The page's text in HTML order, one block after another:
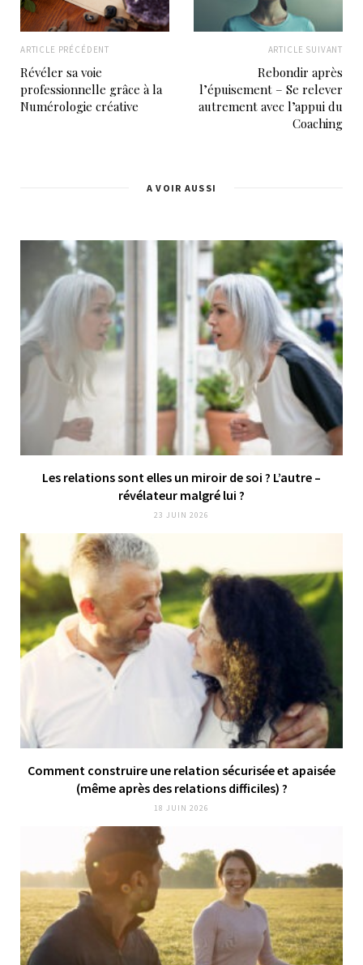
ARTICLE PRÉCÉDENT
Révéler sa voie
professionnelle grâce à la
Numérologie créative
ARTICLE SUIVANT
Rebondir après
l’épuisement – Se relever
autrement avec l’appui du
Coaching
A VOIR AUSSI
Les relations sont elles un miroir de soi ? L’autre –
révélateur malgré lui ?
23 JUIN 2026
Comment construire une relation sécurisée et apaisée
(même après des relations difficiles) ?
18 JUIN 2026